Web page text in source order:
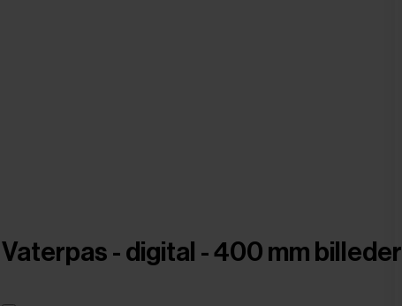
Vaterpas - digital - 400 mm billeder